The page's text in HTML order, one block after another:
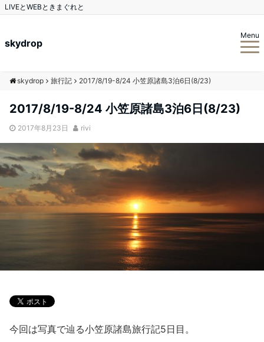
LIVEとWEBときまぐれと
skydrop
Menu
skydrop 旅行記 2017/8/19-8/24 小笠原諸島3泊6日(8/23)
2017/8/19-8/24 小笠原諸島3泊6日(8/23)
2017年8月23日 rivi
今回は写真で辿る小笠原諸島旅行記5日目。